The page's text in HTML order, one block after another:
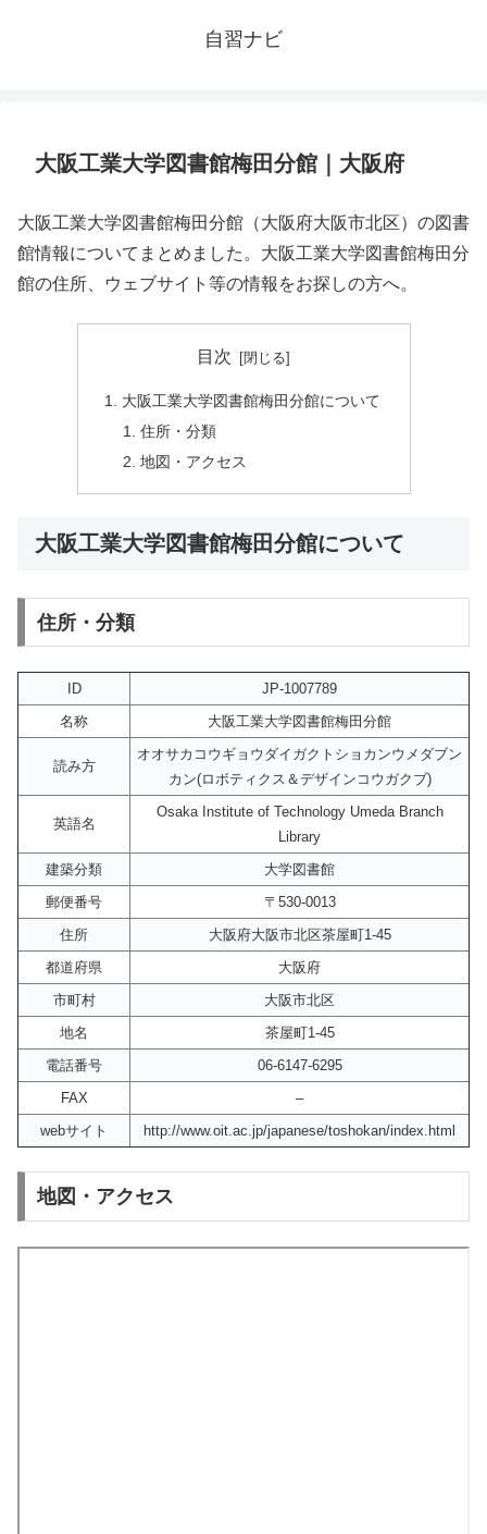
自習ナビ
大阪工業大学図書館梅田分館｜大阪府
大阪工業大学図書館梅田分館（大阪府大阪市北区）の図書
館情報についてまとめました。大阪工業大学図書館梅田分
館の住所、ウェブサイト等の情報をお探しの方へ。
目次
大阪工業大学図書館梅田分館について
住所・分類
地図・アクセス
大阪工業大学図書館梅田分館について
住所・分類
ID
JP-1007789
名称
大阪工業大学図書館梅田分館
読み方
オオサカコウギョウダイガクトショカンウメダブン
カン(ロボティクス＆デザインコウガクブ)
英語名
Osaka Institute of Technology Umeda Branch
Library
建築分類
大学図書館
郵便番号
〒530-0013
住所
大阪府大阪市北区茶屋町1-45
都道府県
大阪府
市町村
大阪市北区
地名
茶屋町1-45
電話番号
06-6147-6295
FAX
–
webサイト
http://www.oit.ac.jp/japanese/toshokan/index.html
地図・アクセス